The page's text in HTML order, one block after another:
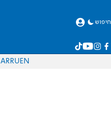
חיפוש
EN
RU
AR